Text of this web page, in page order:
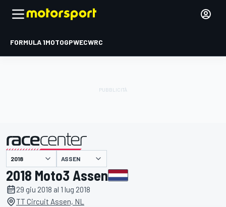
FORMULA 1MOTOGPWECWRC
presentato da ASSEN
2018 Moto3 Assen
29 giu 2018 al 1 lug 2018
TT Circuit Assen, NL